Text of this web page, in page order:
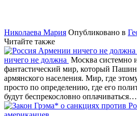
Николаева Мария Опубликовано в
Читайте также
ничего не должна Москва системно
фантастический мир, который
армянского населения. Мир, где
просто по определению, где его
будут беспрекословно оплачиваться…